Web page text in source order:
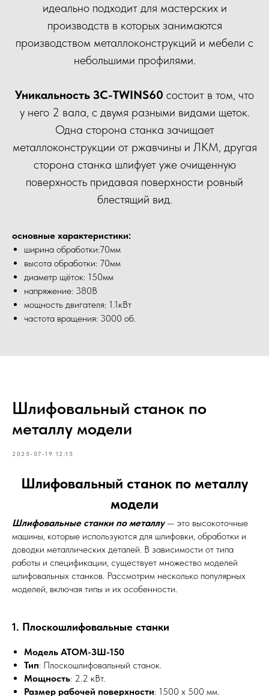
идеально подходит для мастерских и
производств в которых занимаются
производством металлоконструкций и мебели с
небольшими профилями.
Уникальность ЗС-TWINS60 состоит в том, что
у него 2 вала, с двумя разными видами щеток.
Одна сторона станка зачищает
металлоконструкции от ржавчины и ЛКМ, другая
сторона станка шлифует уже очищенную
поверхность придавая поверхности ровный
блестящий вид.
основные характеристики:
ширина обработки:70мм
высота обработки: 70мм
диаметр щёток: 150мм
напряжение: 380В
мощность двигателя: 1.1кВт
частота вращения: 3000 об.
Шлифовальный станок по
металлу модели
2025-07-19 12:15
Шлифовальный станок по металлу
модели
Шлифовальные станки по металлу— это высокоточные
машины, которые используются для шлифовки, обработки и
доводки металлических деталей. В зависимости от типа
работы и спецификации, существует множество моделей
шлифовальных станков. Рассмотрим несколько популярных
моделей, включая типы и их особенности.
1. Плоскошлифовальные станки
Модель АТОМ-ЗШ-150
Тип: Плоскошлифовальный станок.
Мощность: 2.2 кВт.
Размер рабочей поверхности: 1500 x 500 мм.